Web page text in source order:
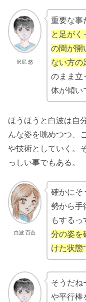
沢尻 悠
重要な事
と足がく
の間が開
ない方の
のまま立
体が傾い
ほうほうと白波は自
んな姿を眺めつつ、
や技術としていく。
っしい事でもある。
白波 百合
確かにそ
勢から手
もするっ
分の姿を
けた状態
そうだね
や平行棒